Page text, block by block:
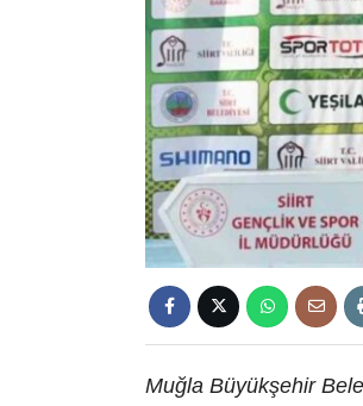
Muğla Büyükşehir